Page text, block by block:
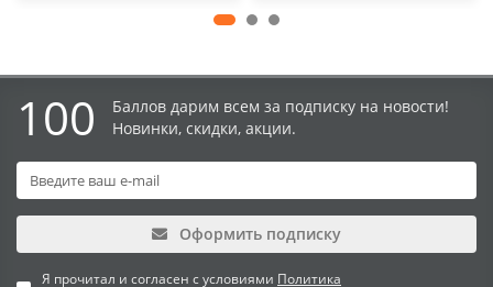
100
Баллов дарим всем за подписку на новости!
Новинки, скидки, акции.
Оформить подписку
Я прочитал и согласен с условиями Политика